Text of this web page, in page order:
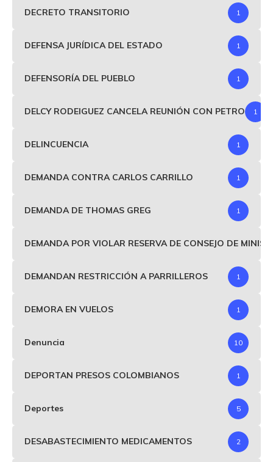
DECRETO TRANSITORIO 1
DEFENSA JURÍDICA DEL ESTADO 1
DEFENSORÍA DEL PUEBLO 1
DELCY RODEIGUEZ CANCELA REUNIÓN CON PETRO 1
DELINCUENCIA 1
DEMANDA CONTRA CARLOS CARRILLO 1
DEMANDA DE THOMAS GREG 1
DEMANDA POR VIOLAR RESERVA DE CONSEJO DE
DEMANDAN RESTRICCIÓN A PARRILLEROS 1
DEMORA EN VUELOS 1
Denuncia 10
DEPORTAN PRESOS COLOMBIANOS 1
Deportes 5
DESABASTECIMIENTO MEDICAMENTOS 2